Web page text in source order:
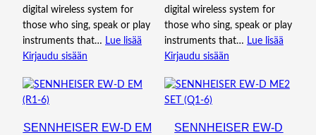
digital wireless system for
those who sing, speak or play
instruments that… Lue lisää
Kirjaudu sisään
digital wireless system for
those who sing, speak or play
instruments that… Lue lisää
Kirjaudu sisään
SENNHEISER EW-D EM
SENNHEISER EW-D